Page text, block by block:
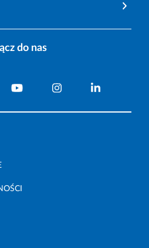
do nas